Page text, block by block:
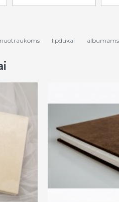
nuotraukoms lipdukai albumams